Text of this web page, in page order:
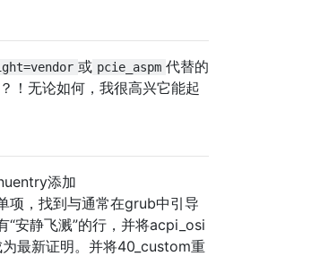
或 pcie_aspm 代替的
！无论如何，我很高兴它能起
添加
，找到与通常在grub中引导
安静飞溅”的行，并将acpi_osi
最新证明。并将40_custom重